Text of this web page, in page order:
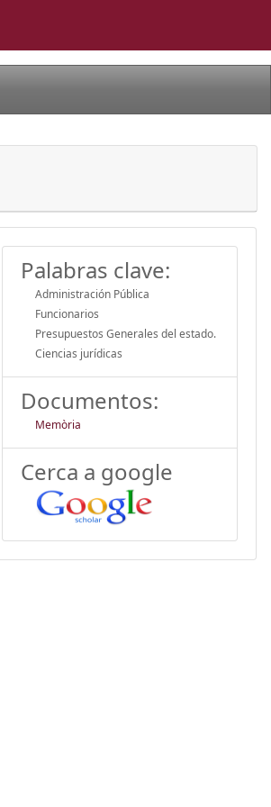
Palabras clave:
Administración Pública
Funcionarios
Presupuestos Generales del estado.
Ciencias jurídicas
Documentos:
Memòria
Cerca a google